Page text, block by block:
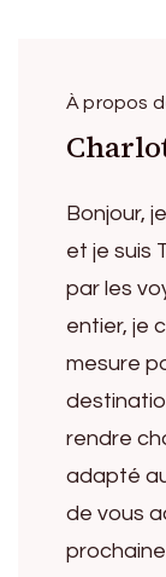
À propos
Bonjour,
et je suis
par les
entier, je
mesure
rendre
adapté
de vous